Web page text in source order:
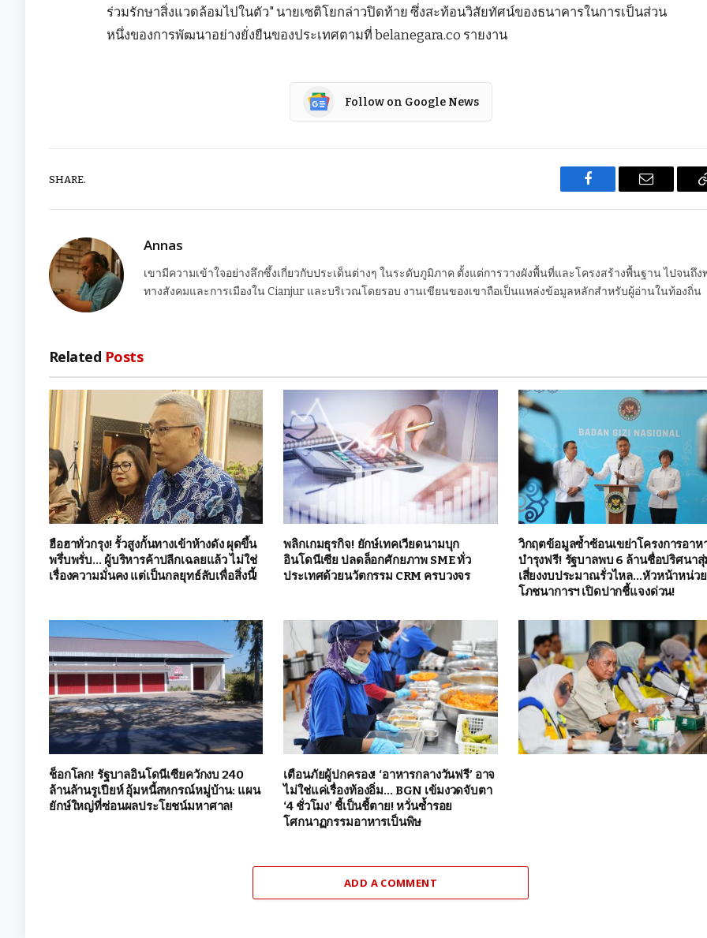
ร่วมรักษาสิ่งแวดล้อมไปในตัว" นายเซติโยกล่าวปิดท้าย ซึ่งสะท้อนวิสัยทัศน์ของธนาคารในการเป็นส่วน
หนึ่งของการพัฒนาอย่างยั่งยืนของประเทศตามที่ belanegara.co รายงาน
Follow on Google News
SHARE.
Facebook Email
Annas
เขามีความเข้าใจอย่างลึกซึ้งเกี่ยวกับประเด็นต่างๆ ในระดับภูมิภาค ตั้งแต่การวางผังพื้นที่และโครงสร้างพื้นฐาน ไปจนถึง
ทางสังคมและการเมืองใน Cianjur และบริเวณโดยรอบ งานเขียนของเขาถือเป็นแหล่งข้อมูลหลักสำหรับผู้อ่านในท้องถิ่น
Related Posts
ฮือฮาทั่วกรุง! รั้วสูงกั้นทางเข้าห้างดัง ผุดขึ้น
พรึ่บพรั่บ… ผู้บริหารค้าปลีกเฉลยแล้ว ไม่ใช่
เรื่องความมั่นคง แต่เป็นกลยุทธ์ลับเพื่อสิ่งนี้!
พลิกเกมธุรกิจ! ยักษ์เทคเวียดนามบุก
อินโดนีเซีย ปลดล็อกศักยภาพ SME ทั่ว
ประเทศด้วยนวัตกรรม CRM ครบวงจร
วิกฤตข้อมูลซ้ำซ้อนเขย่าโครงการอาห
บำรุงฟรี! รัฐบาลพบ 6 ล้านชื่อปริศนาสุ่
เสี่ยงงบประมาณรั่วไหล…หัวหน้าหน่ว
โภชนาการฯ เปิดปากชี้แจงด่วน!
ช็อกโลก! รัฐบาลอินโดนีเซียควักงบ 240
ล้านล้านรูเปียห์ อุ้มหนี้สหกรณ์หมู่บ้าน: แผน
ยักษ์ใหญ่ที่ซ่อนผลประโยชน์มหาศาล!
เตือนภัยผู้ปกครอง! ‘อาหารกลางวันฟรี’ อาจ
ไม่ใช่แค่เรื่องท้องอิ่ม… BGN เข้มงวดจับตา
‘4 ชั่วโมง’ ชี้เป็นชี้ตาย! หวั่นซ้ำรอย
โศกนาฏกรรมอาหารเป็นพิษ
ADD A COMMENT